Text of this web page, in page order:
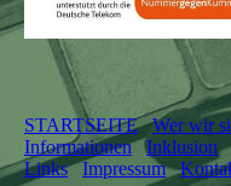
STARTSEITE Wer wir
Informationen
Inklusion
Links
Impressum